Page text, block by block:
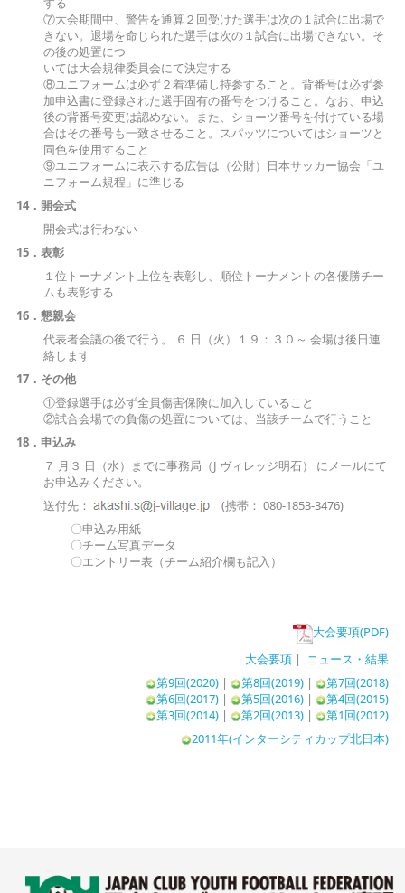
⑦大会期間中、警告を通算２回受けた選手は次の１試合に出場で
きない。退場を命じられた選手は次の１試合に出場できない。そ
の後の処置につ
いては大会規律委員会にて決定する
⑧ユニフォームは必ず２着準備し持参すること。背番号は必ず参
加申込書に登録された選手固有の番号をつけること。なお、申込
後の背番号変更は認めない。また、ショーツ番号を付けている場
合はその番号も一致させること。スパッツについてはショーツと
同色を使用すること
⑨ユニフォームに表示する広告は（公財）日本サッカー協会「ユ
ニフォーム規程」に準じる
14．開会式
開会式は行わない
15．表彰
１位トーナメント上位を表彰し、順位トーナメントの各優勝チー
ムも表彰する
16．懇親会
代表者会議の後で行う。 ６ 日（火）１９：３０～ 会場は後日連
絡します
17．その他
①登録選手は必ず全員傷害保険に加入していること
②試合会場での負傷の処置については、当該チームで行うこと
18．申込み
７ 月３ 日（水）までに事務局（J ヴィレッジ明石） にメールにて
お申込みください。
送付先：
(携帯： 080-1853-3476)
〇申込み用紙
〇チーム写真データ
〇エントリー表（チーム紹介欄も記入）
大会要項(PDF)
大会要項| ニュース・結果
第9回(2020)| 第8回(2019)|
第7回(2018)
第6回(2017)| 第5回(2016)|
第4回(2015)
第3回(2014)| 第2回(2013)|
第1回(2012)
2011年(インターシティカップ北日本)